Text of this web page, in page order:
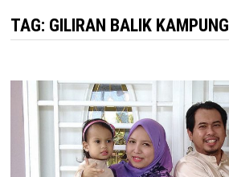
TAG: GILIRAN BALIK KAMPUNG